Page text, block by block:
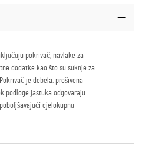
pokrivač, navlake za
dodatke kao što su suknje za
je debela, prošivena
podloge jastuka odgovaraju
cjelokupnu